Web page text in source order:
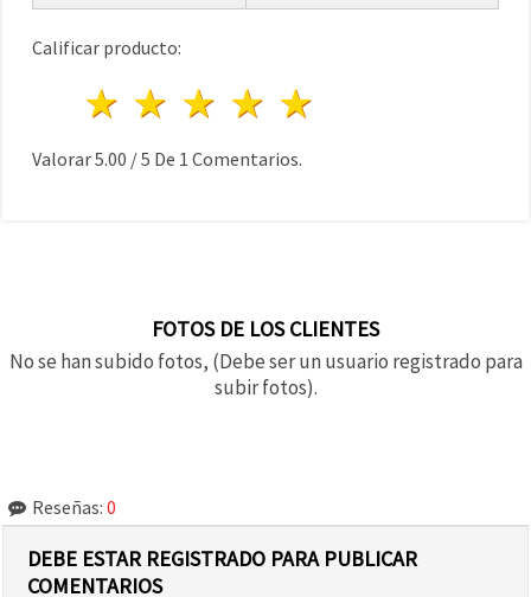
Calificar producto:
4 estrellas
3 estrellas
2 estrellas
1 estrella
Valorar5.00 /5 De 1 Comentarios.
FOTOS DE LOS CLIENTES
No se han subido fotos, (Debe ser un usuario registrado para
subir fotos).
Reseñas: 0
DEBE ESTAR REGISTRADO PARA PUBLICAR
COMENTARIOS